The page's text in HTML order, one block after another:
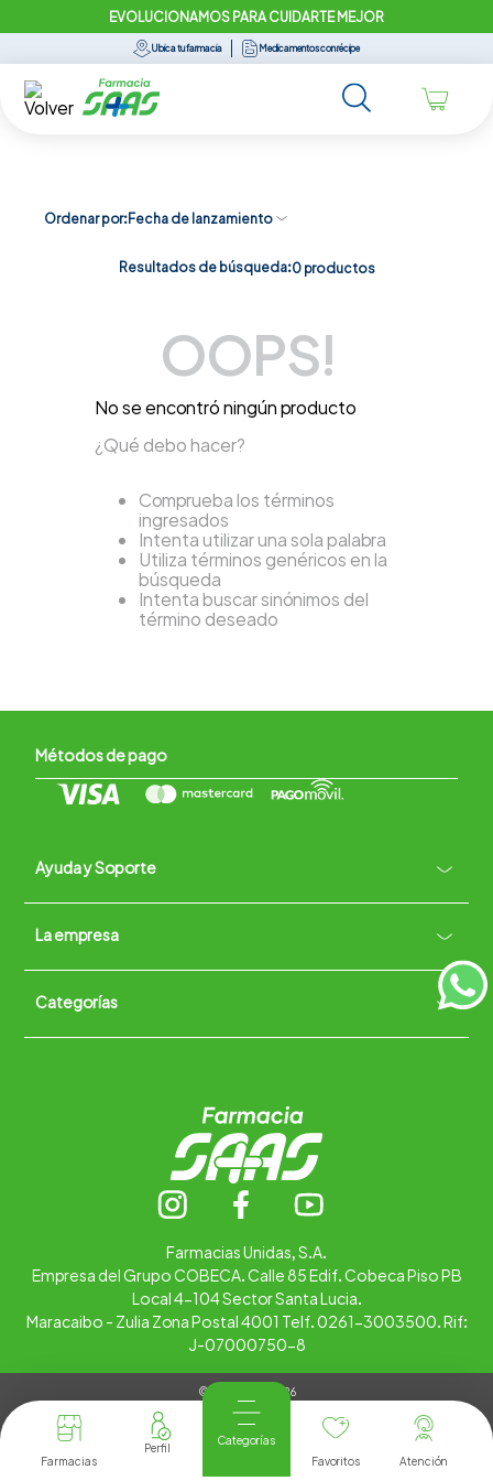
EVOLUCIONAMOS PARA CUIDARTE MEJOR
Ubica tu farmacia Medicamentos con récipe
Farmacias
Categorías
Favoritos
Atención
Ordenar por Fecha de lanzamiento
Resultados de búsqueda:0 productos
OOPS!
No se encontró ningún producto
¿Qué debo hacer?
Comprueba los términos
ingresados
Intenta utilizar una sola palabra
Utiliza términos genéricos en la
búsqueda
Intenta buscar sinónimos del
término deseado
Métodos de pago
Ayuda y Soporte +
Contacto vía WhatsApp
Términos y condiciones
La empresa +
Quiénes somos
Trabaja con nosotros
Categorías +
Farmacias Unidas, S.A.
Empresa del Grupo COBECA. Calle 85 Edif. Cobeca Piso PB
Local 4-104 Sector Santa Lucia.
Maracaibo - Zulia Zona Postal 4001 Telf. 0261-3003500. Rif:
J-07000750-8
© Copyright 2026
Tienda Virtual desarrollada por
Tecnología